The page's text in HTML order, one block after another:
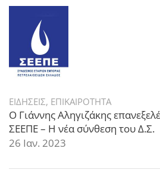
ΕΙΔΗΣΕΙΣ, ΕΠΙΚΑΙΡΟΤΗΤΑ
Ο Γιάννης Αληγιζάκης
ΣΕΕΠΕ – Η νέα σύνθεση του Δ.Σ.
26 Ιαν. 2023